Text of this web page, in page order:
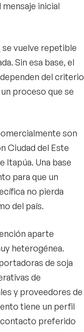
inicial
se vuelve repetible
Sin esa base, el
del criterio
proceso que se
son
Ciudad del Este
Itapúa. Una base
para que un
no pierda
del país.
aparte
heterogénea.
de soja
de
y proveedores de
tiene un perfil
contacto preferido